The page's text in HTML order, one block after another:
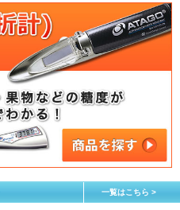
一覧はこちら